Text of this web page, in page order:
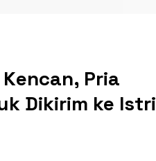
Pria
Dikirim ke Istri